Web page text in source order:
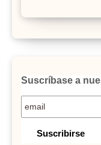
Suscríbase a